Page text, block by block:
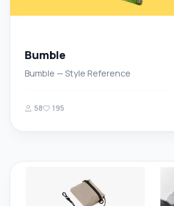
Bumble
Bumble — Style Reference
58 195